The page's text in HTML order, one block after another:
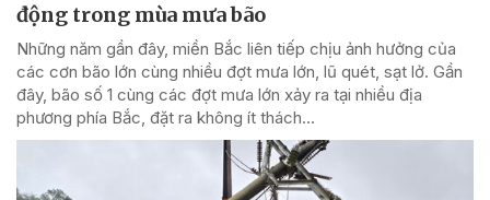
động trong mùa mưa bão
Những năm gần đây, miền Bắc liên tiếp chịu ảnh hưởng của
các cơn bão lớn cùng nhiều đợt mưa lớn, lũ quét, sạt lở. Gần
đây, bão số 1 cùng các đợt mưa lớn xảy ra tại nhiều địa
phương phía Bắc, đặt ra không ít thách...